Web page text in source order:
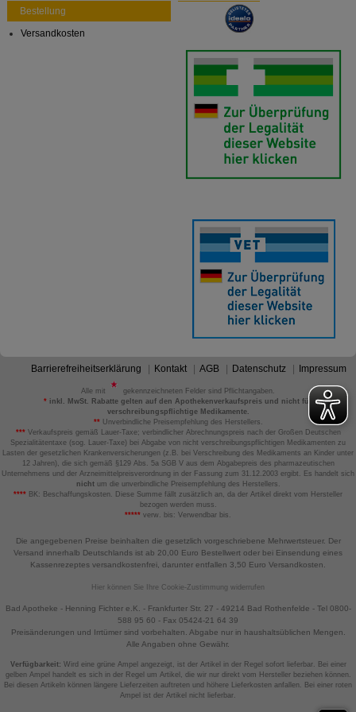
anzuzeigen und unser Partnerprogramm zu
betreiben.
Hierüber lassen sich
Informationen über die Art und Weise der Nutzung
unserer Website sammeln, mit deren Hilfe wir unsere
Website weiter für Sie optimieren können, den Inhalt
auf unserer Website aber auch die Werbung auf
Drittseiten möglichst relevant für Sie zu gestalten.
Bitte beachten Sie, dass Daten hierfür teilweise an
Dritte wie z.B. Google oder soziale Medien
Bestellung
Versandkosten
Barrierefreiheitserklärung Kontakt AGB Datenschutz Impressum
Alle mit
gekennzeichneten Felder sind Pflichtangaben.
* inkl. MwSt. Rabatte gelten auf den Apothekenverkaufspreis und nicht für
verschreibungspflichtige Medikamente.
**Unverbindliche Preisempfehlung des Herstellers.
***Verkaufspreis gemäß Lauer-Taxe; verbindlicher Abrechnungspreis nach der Großen Deutschen
Spezialitätentaxe (sog. Lauer-Taxe) bei Abgabe von nicht verschreibungspflichtigen Medikamenten zu
Lasten der gesetzlichen Krankenversicherungen (z.B. bei Verschreibung des Medikaments an Kinder unter
12 Jahren), die sich gemäß §129 Abs. 5a SGB V aus dem Abgabepreis des pharmazeutischen
Unternehmens und der Arzneimittelpreisverordnung in der Fassung zum 31.12.2003 ergibt. Es handelt sich
nichtum die unverbindliche Preisempfehlung des Herstellers.
**** BK: Beschaffungskosten. Diese Summe fällt zusätzlich an, da der Artikel direkt vom Hersteller
bezogen werden muss.
***** verw. bis: Verwendbar bis.
Die angegebenen Preise beinhalten die gesetzlich vorgeschriebene Mehrwertsteuer. Der
Versand innerhalb Deutschlands ist ab 20,00 Euro Bestellwert oder bei Einsendung eines
Kassenrezeptes versandkostenfrei, darunter entfallen 3,50 Euro Versandkosten.
Hier können Sie Ihre Cookie-Zustimmung widerrufen
Bad Apotheke - Henning Fichter e.K. - Frankfurter Str. 27 - 49214 Bad Rothenfelde - Tel 0800-
588 95 60 - Fax 05424-21 64 39
Preisänderungen und Irrtümer sind vorbehalten. Abgabe nur in haushaltsüblichen Mengen.
Alle Angaben ohne Gewähr.
Verfügbarkeit: Wird eine grüne Ampel angezeigt, ist der Artikel in der Regel sofort lieferbar. Bei einer
gelben Ampel handelt es sich in der Regel um Artikel, die wir nur direkt vom Hersteller beziehen können.
Bei diesen Artikeln können längere Lieferzeiten auftreten und höhere Lieferkosten anfallen. Bei einer roten
Ampel ist der Artikel nicht lieferbar.